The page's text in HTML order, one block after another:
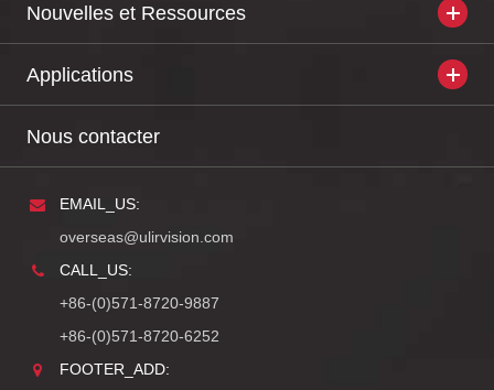
Nouvelles et Ressources
Applications
Nous contacter
EMAIL_US:
overseas@ulirvision.com
CALL_US:
+86-(0)571-8720-9887
+86-(0)571-8720-6252
FOOTER_ADD: